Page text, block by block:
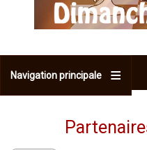
Navigation principale